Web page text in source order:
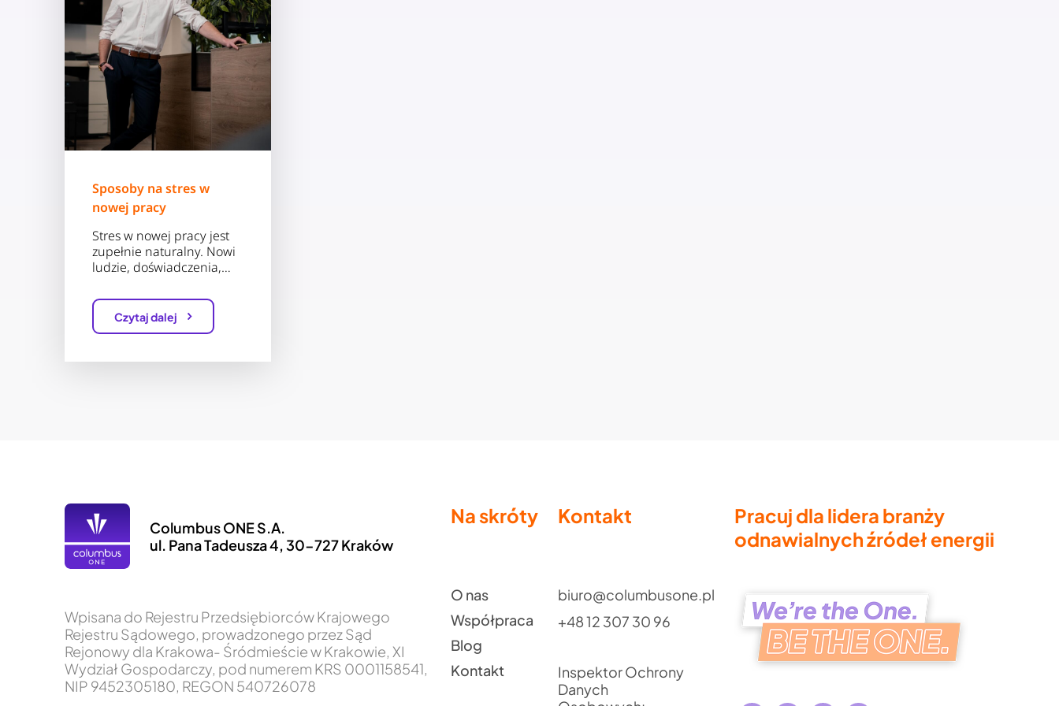
Sposoby na stres w
nowej pracy
Stres w nowej pracy jest
zupełnie naturalny. Nowi
ludzie, doświadczenia,…
Czytaj dalej
Columbus ONE S.A.
ul. Pana Tadeusza 4, 30-727 Kraków
Wpisana do Rejestru Przedsiębiorców Krajowego
Rejestru Sądowego, prowadzonego przez Sąd
Rejonowy dla Krakowa- Śródmieście w Krakowie, XI
Wydział Gospodarczy, pod numerem KRS 0001158541,
NIP 9452305180, REGON 540726078
Na skróty
O nas
Współpraca
Blog
Kontakt
Kontakt
biuro@columbusone.pl
+48 12 307 30 96
Inspektor Ochrony
Danych
Pracuj dla lidera branży
odnawialnych źródeł energii